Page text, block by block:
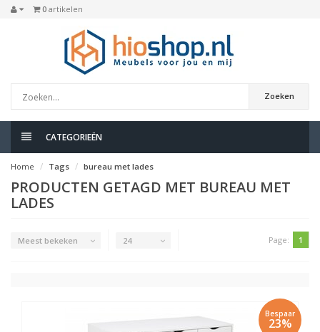
0 artikelen
Zoeken
CATEGORIEËN
Home Tags bureau met lades
PRODUCTEN GETAGD MET BUREAU MET
LADES
Meest bekeken 24 Page: 1
Bespaar
23%